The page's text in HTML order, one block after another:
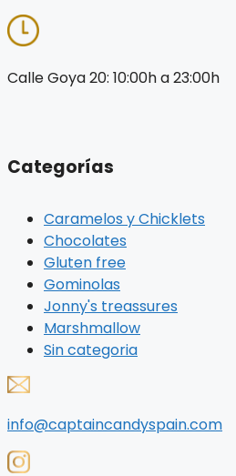
Calle Goya 20: 10:00h a 23:00h
Categorías
Caramelos y Chicklets
Chocolates
Gluten free
Gominolas
Jonny's treassures
Marshmallow
Sin categoria
info@captaincandyspain.com